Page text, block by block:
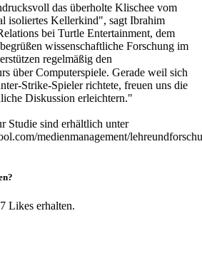
das überholte Klischee vom
isoliertes Kellerkind", sagt Ibrahim
bei Turtle Entertainment, dem
wissenschaftliche Forschung im
regelmäßig den
über Computerspiele. Gerade weil sich
Strike-Spieler richtete, freuen uns die
Diskussion erleichtern."
Studie sind erhältlich unter
medienmanagement/
Likes erhalten.